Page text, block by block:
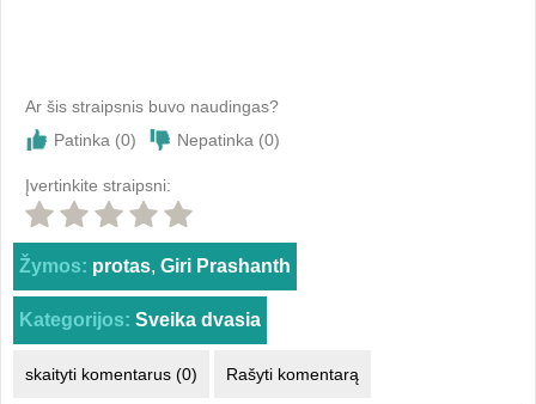
Ar šis straipsnis buvo naudingas?
Patinka (0) Nepatinka (0)
Įvertinkite straipsni:
Žymos: protas, Giri Prashanth
Kategorijos: Sveika dvasia
skaityti komentarus (0) Rašyti komentarą